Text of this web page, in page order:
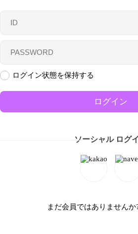
ログイン状態を保持する
ログイン
ソーシャル ログ
まだ会員ではありませんか